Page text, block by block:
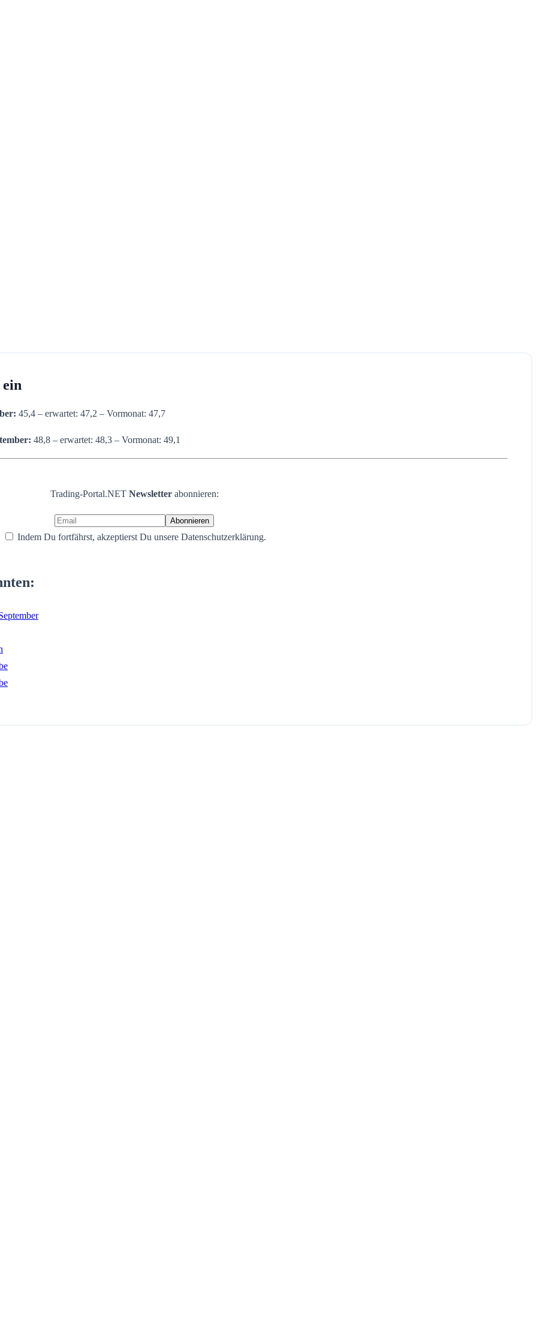
45,4 – erwartet: 47,2 – Vormonat: 47,7
: 48,8 – erwartet: 48,3 – Vormonat: 49,1
Trading-Portal.NET Newsletter abonnieren:
Indem Du fortfährst, akzeptierst Du unsere Datenschutzerklärung.